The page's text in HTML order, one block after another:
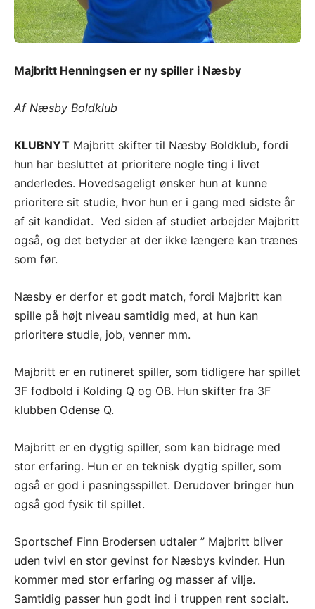
Majbritt Henningsen er ny spiller i Næsby
Af Næsby Boldklub
KLUBNYT Majbritt skifter til Næsby Boldklub, fordi
hun har besluttet at prioritere nogle ting i livet
anderledes. Hovedsageligt ønsker hun at kunne
prioritere sit studie, hvor hun er i gang med sidste år
af sit kandidat. Ved siden af studiet arbejder Majbritt
også, og det betyder at der ikke længere kan trænes
som før.
Næsby er derfor et godt match, fordi Majbritt kan
spille på højt niveau samtidig med, at hun kan
prioritere studie, job, venner mm.
Majbritt er en rutineret spiller, som tidligere har spillet
3F fodbold i Kolding Q og OB. Hun skifter fra 3F
klubben Odense Q.
Majbritt er en dygtig spiller, som kan bidrage med
stor erfaring. Hun er en teknisk dygtig spiller, som
også er god i pasningsspillet. Derudover bringer hun
også god fysik til spillet.
Sportschef Finn Brodersen udtaler ” Majbritt bliver
uden tvivl en stor gevinst for Næsbys kvinder. Hun
kommer med stor erfaring og masser af vilje.
Samtidig passer hun godt ind i truppen rent socialt.